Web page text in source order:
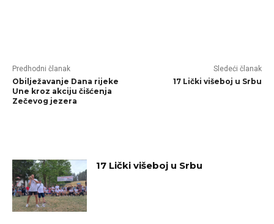
Predhodni članak
Obilježavanje Dana rijeke
Une kroz akciju čišćenja
Zečevog jezera
Sledeći članak
17 Lički višeboj u Srbu
17 Lički višeboj u Srbu